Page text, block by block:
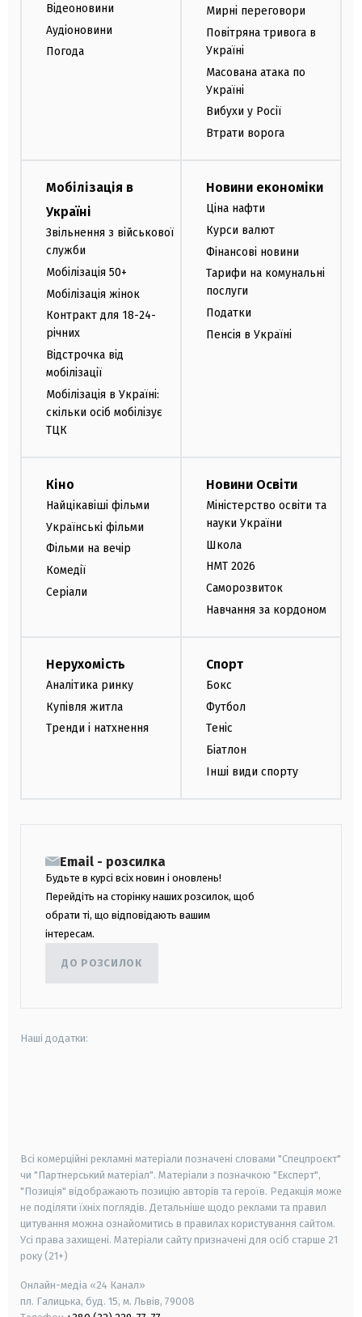
Відеоновини
Аудіоновини
Погода
Мирні переговори
Повітряна тривога в
Україні
Масована атака по
Україні
Вибухи у Росії
Втрати ворога
Мобілізація в
Україні
Звільнення з військової
служби
Мобілізація 50+
Мобілізація жінок
Контракт для 18-24-
річних
Відстрочка від
мобілізації
Мобілізація в Україні:
скільки осіб мобілізує
ТЦК
Новини економіки
Ціна нафти
Курси валют
Фінансові новини
Тарифи на комунальні
послуги
Податки
Пенсія в Україні
Кіно
Найцікавіші фільми
Українські фільми
Фільми на вечір
Комедії
Серіали
Новини Освіти
Міністерство освіти та
науки України
Школа
НМТ 2026
Саморозвиток
Навчання за кордоном
Нерухомість
Аналітика ринку
Купівля житла
Тренди і натхнення
Спорт
Бокс
Футбол
Теніс
Біатлон
Інші види спорту
Email - розсилка
Будьте в курсі всіх новин і оновлень!
Перейдіть на сторінку наших розсилок, щоб
обрати ті, що відповідають вашим
інтересам.
ДО РОЗСИЛОК
Наші додатки:
Всі комерційні рекламні матеріали позначені словами "Спецпроєкт"
чи "Партнерський матеріал". Матеріали з позначкою "Експерт",
"Позиція" відображають позицію авторів та героїв. Редакція може
не поділяти їхніх поглядів. Детальніше щодо реклами та правил
цитування можна ознайомитись в правилах користування сайтом.
Усі права захищені. Матеріали сайту призначені для осіб старше 21
року (21+)
Онлайн-медіа «24 Канал»
пл. Галицька, буд. 15, м. Львів, 79008